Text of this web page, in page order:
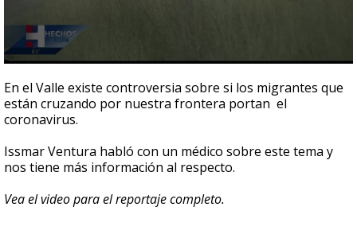
seconds
of
2
minutes,
seconds
En el Valle existe controversia sobre si los migrantes que
están cruzando por nuestra frontera portan el
coronavirus.
Issmar Ventura habló con un médico sobre este tema y
nos tiene más información al respecto.
Vea el video para el reportaje completo.